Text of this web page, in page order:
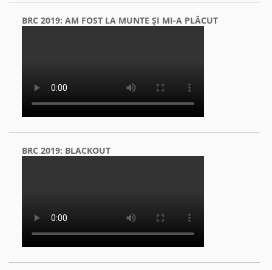
BRC 2019: AM FOST LA MUNTE ŞI MI-A PLĂCUT
BRC 2019: BLACKOUT